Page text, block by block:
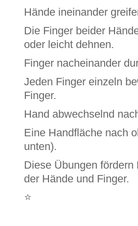
Hände ineinander
Die Finger beider
oder leicht dehnen.
Finger nacheinander
Jeden Finger einzeln
Finger.
Hand abwechselnd
Eine Handfläche nach
unten).
Diese Übungen
der Hände und Finger.
⭐